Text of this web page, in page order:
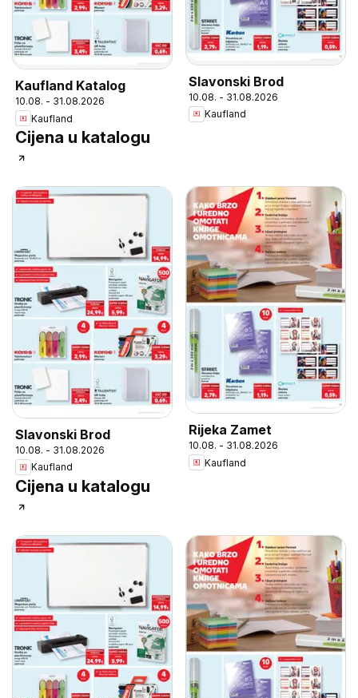
Kaufland Katalog
10.08. - 31.08.2026
Kaufland
Cijena u katalogu
Slavonski Brod
10.08. - 31.08.2026
Kaufland
Slavonski Brod
10.08. - 31.08.2026
Kaufland
Cijena u katalogu
Rijeka Zamet
10.08. - 31.08.2026
Kaufland